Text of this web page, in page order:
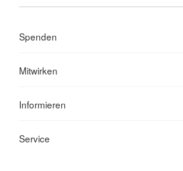
Spenden
Mitwirken
Informieren
Service